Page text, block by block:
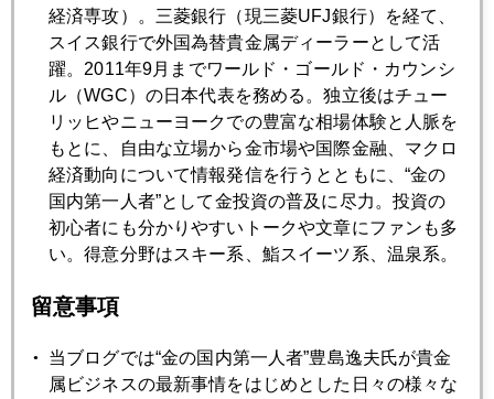
2012年10月24日
金下落続く
2012年10月23日
4インチ画面上の「仁義なき戦い」
2012年10月22日
緊縮デモ、ロンドンに飛び火
2012年10月19日
中国経済7.4%へ減速、商品市場への影響は？
経済専攻）。三菱銀行（現三菱UFJ銀行）を経て、
スイス銀行で外国為替貴金属ディーラーとして活
躍。2011年9月までワールド・ゴールド・カウンシ
ル（WGC）の日本代表を務める。独立後はチュー
リッヒやニューヨークでの豊富な相場体験と人脈を
もとに、自由な立場から金市場や国際金融、マクロ
経済動向について情報発信を行うとともに、“金の
国内第一人者”として金投資の普及に尽力。投資の
初心者にも分かりやすいトークや文章にファンも多
い。得意分野はスキー系、鮨スイーツ系、温泉系。
留意事項
当ブログでは“金の国内第一人者”豊島逸夫氏が貴金
属ビジネスの最新事情をはじめとした日々の様々な